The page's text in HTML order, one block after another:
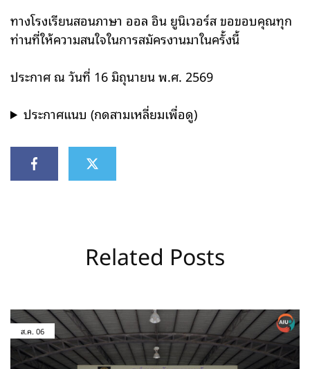
ทางโรงเรียนสอนภาษา ออล อิน ยูนิเวอร์ส ขอขอบคุณทุก
ท่านที่ให้ความสนใจในการสมัครงานมาในครั้งนี้
ประกาศ ณ วันที่ 16 มิถุนายน พ.ศ. 2569
ประกาศแนบ (กดสามเหลี่ยมเพื่อดู)
Related Posts
ส.ค. 06